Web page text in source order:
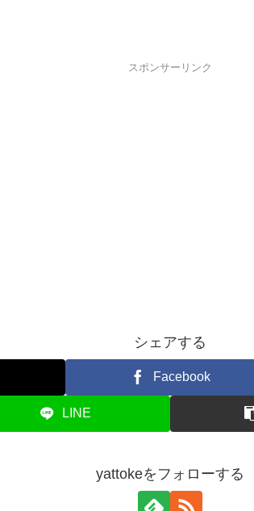
スポンサーリンク
シェアする
Facebook
LINE
yattokeをフォローする